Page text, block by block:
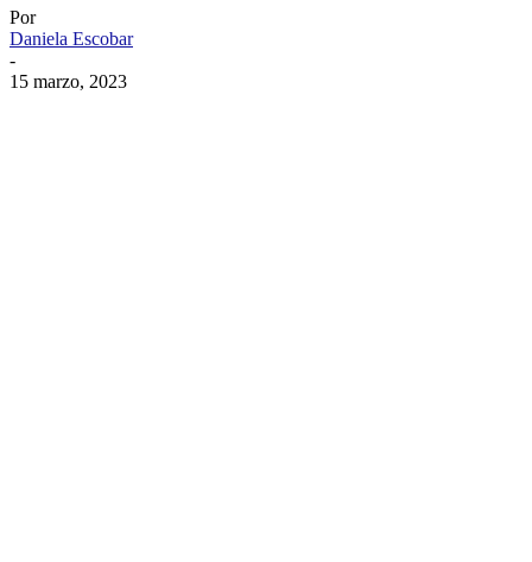
Por
Daniela Escobar
-
15 marzo, 2023